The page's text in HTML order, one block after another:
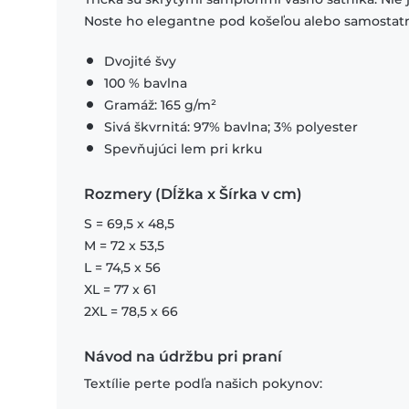
Noste ho elegantne pod košeľou alebo
Dvojité švy
100 % bavlna
Gramáž: 165 g/m²
Sivá škvrnitá: 97% bavlna; 3% polyester
Spevňujúci lem pri krku
Rozmery (Dĺžka x Šírka v cm)
S = 69,5 x 48,5
M = 72 x 53,5
L = 74,5 x 56
XL = 77 x 61
2XL = 78,5 x 66
Návod na údržbu pri praní
Textílie perte podľa našich pokynov: